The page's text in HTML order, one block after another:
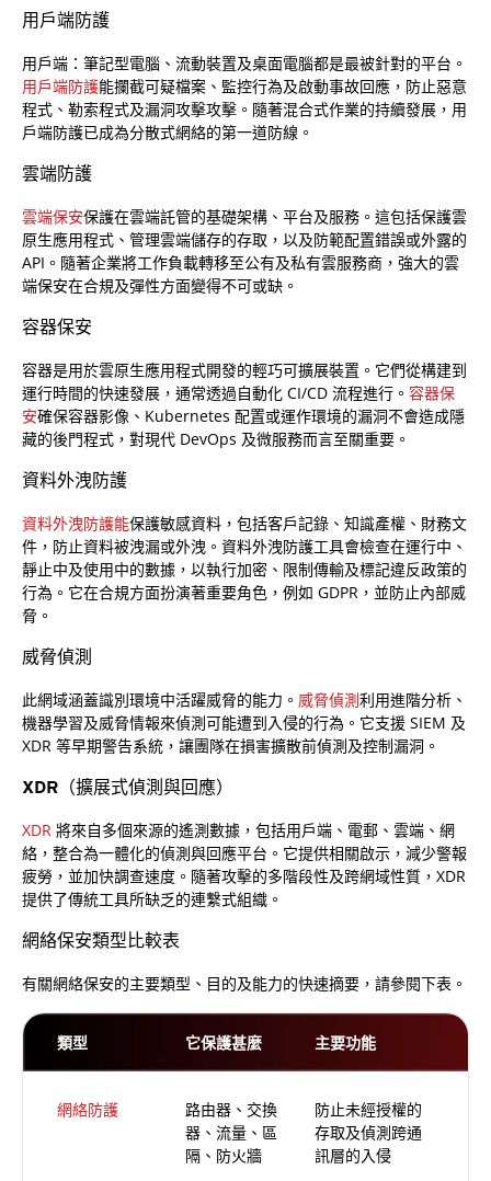
用戶端防護
用戶端：筆記型電腦、流動裝置及桌面電腦都是最被針對的平台。
用戶端防護能攔截可疑檔案、監控行為及啟動事故回應，防止惡意
程式、勒索程式及漏洞攻擊攻擊。隨著混合式作業的持續發展，用
戶端防護已成為分散式網絡的第一道防線。
雲端防護
雲端保安保護在雲端託管的基礎架構、平台及服務。這包括保護雲
原生應用程式、管理雲端儲存的存取，以及防範配置錯誤或外露的
API。隨著企業將工作負載轉移至公有及私有雲服務商，強大的雲
端保安在合規及彈性方面變得不可或缺。
容器保安
容器是用於雲原生應用程式開發的輕巧可擴展裝置。它們從構建到
運行時間的快速發展，通常透過自動化 CI/CD 流程進行。 容器保
安確保容器影像、Kubernetes 配置或運作環境的漏洞不會造成隱
藏的後門程式，對現代 DevOps 及微服務而言至關重要。
資料外洩防護
資料外洩防護能保護敏感資料，包括客戶記錄、知識產權、財務文
件，防止資料被洩漏或外洩。資料外洩防護工具會檢查在運行中、
靜止中及使用中的數據，以執行加密、限制傳輸及標記違反政策的
行為。它在合規方面扮演著重要角色，例如 GDPR，並防止內部威
脅。
威脅偵測
此網域涵蓋識別環境中活躍威脅的能力。 威脅偵測利用進階分析、
機器學習及威脅情報來偵測可能遭到入侵的行為。它支援 SIEM 及
XDR 等早期警告系統，讓團隊在損害擴散前偵測及控制漏洞。
XDR（擴展式偵測與回應）
XDR 將來自多個來源的遙測數據，包括用戶端、電郵、雲端、網
絡，整合為一體化的偵測與回應平台。它提供相關啟示，減少警報
疲勞，並加快調查速度。隨著攻擊的多階段性及跨網域性質，XDR
提供了傳統工具所缺乏的連繫式組織。
網絡保安類型比較表
有關網絡保安的主要類型、目的及能力的快速摘要，請參閱下表。
類型 它保護甚麼 主要功能
網絡防護
路由器、交換
器、流量、區
隔、防火牆
防止未經授權的
存取及偵測跨通
訊層的入侵